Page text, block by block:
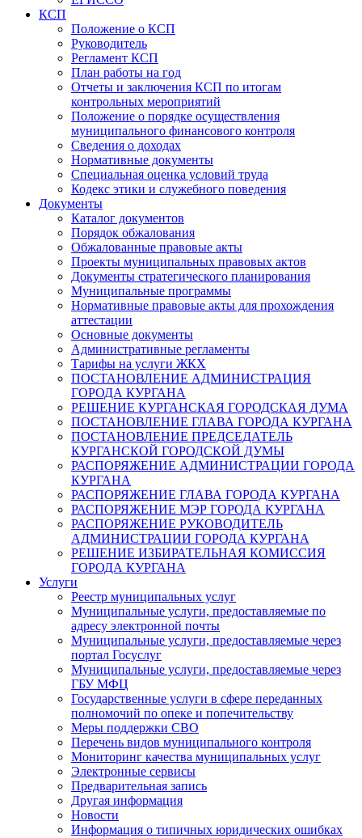
КСП
Положение о КСП
Руководитель
Регламент КСП
План работы на год
Отчеты и заключения КСП по итогам
контрольных мероприятий
Положение о порядке осуществления
муниципального финансового контроля
Сведения о доходах
Нормативные документы
Специальная оценка условий труда
Кодекс этики и служебного поведения
Документы
Каталог документов
Порядок обжалования
Обжалованные правовые акты
Проекты муниципальных правовых актов
Документы стратегического планирования
Муниципальные программы
Нормативные правовые акты для прохождения
аттестации
Основные документы
Административные регламенты
Тарифы на услуги ЖКХ
ПОСТАНОВЛЕНИЕ АДМИНИСТРАЦИЯ
ГОРОДА КУРГАНА
РЕШЕНИЕ КУРГАНСКАЯ ГОРОДСКАЯ ДУМА
ПОСТАНОВЛЕНИЕ ГЛАВА ГОРОДА КУРГАНА
ПОСТАНОВЛЕНИЕ ПРЕДСЕДАТЕЛЬ
КУРГАНСКОЙ ГОРОДСКОЙ ДУМЫ
РАСПОРЯЖЕНИЕ АДМИНИСТРАЦИИ ГОРОДА
КУРГАНА
РАСПОРЯЖЕНИЕ ГЛАВА ГОРОДА КУРГАНА
РАСПОРЯЖЕНИЕ МЭР ГОРОДА КУРГАНА
РАСПОРЯЖЕНИЕ РУКОВОДИТЕЛЬ
АДМИНИСТРАЦИИ ГОРОДА КУРГАНА
РЕШЕНИЕ ИЗБИРАТЕЛЬНАЯ КОМИССИЯ
ГОРОДА КУРГАНА
Услуги
Реестр муниципальных услуг
Муниципальные услуги, предоставляемые по
адресу электронной почты
Муниципальные услуги, предоставляемые через
портал Госуслуг
Муниципальные услуги, предоставляемые через
ГБУ МФЦ
Государственные услуги в сфере переданных
полномочий по опеке и попечительству
Меры поддержки СВО
Перечень видов муниципального контроля
Мониторинг качества муниципальных услуг
Электронные сервисы
Предварительная запись
Другая информация
Новости
Информация о типичных юридических ошибках